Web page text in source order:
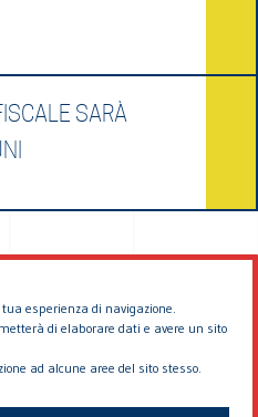
esperienza di navigazione.
di elaborare dati e avere un sito
ad alcune aree del sito stesso.
SARÀ